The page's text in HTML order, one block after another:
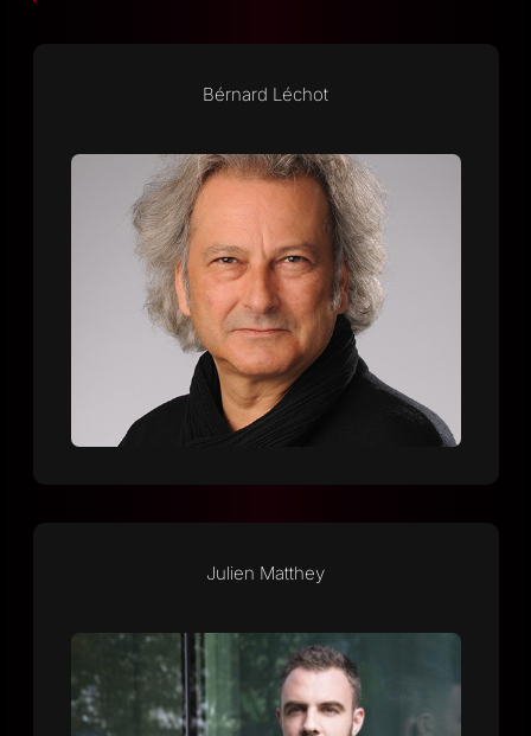
Bérnard Léchot
Julien Matthey